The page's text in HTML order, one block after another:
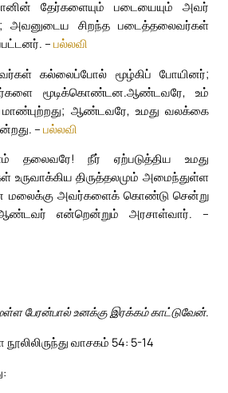
தேர்களையும் படையையும் அவர்
அவனுடைய சிறந்த படைத்தலைவர்கள்
– பல்லவி
கல்லைப்போல் மூழ்கிப் போயினர்;
மூடிக்கொண்டன.ஆண்டவரே, உம்
ஆண்டவரே, உமது வலக்கை
– பல்லவி
தலைவரே! நீர் ஏற்படுத்திய உமது
உருவாக்கிய திருத்தலமும் அமைந்துள்ள
மலைக்கு அவர்களைக் கொண்டு சென்று
என்றென்றும் அரசாள்வார். –
பேரன்பால் உனக்கு இரக்கம் காட்டுவேன்.
வாசகம் 54: 5-14